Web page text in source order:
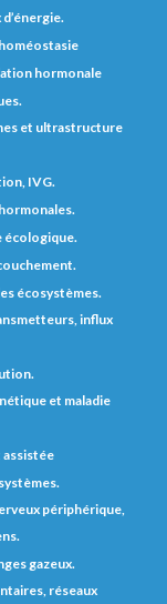
hormonale
et ultrastructure
IVG.
écologique.
écosystèmes.
influx
et maladie
assistée
périphérique,
gazeux.
réseaux